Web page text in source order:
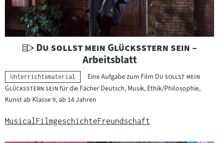
e
r
i
a
:
U
t
e
r
i
"
Du sollst mein Glücksstern sein "
–
Arbeitsblatt
Kategorie:
Unterrichtsmaterial Eine Aufgabe zum Film "Du sollst mein
Glücksstern sein "für die Fächer Deutsch, Musik, Ethik/Philosophie,
Kunst ab Klasse 9, ab 14 Jahren
Musical FilmgeschichteFreundschaft